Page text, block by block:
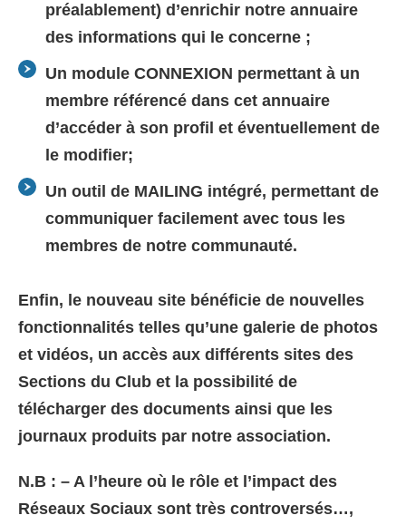
préalablement) d’enrichir notre annuaire
des informations qui le concerne ;
Un module CONNEXION permettant à un
membre référencé dans cet annuaire
d’accéder à son profil et éventuellement de
le modifier;
Un outil de MAILING intégré, permettant de
communiquer facilement avec tous les
membres de notre communauté.
Enfin, le nouveau site bénéficie de nouvelles
fonctionnalités telles qu’une galerie de photos
et vidéos, un accès aux différents sites des
Sections du Club et la possibilité de
télécharger des documents ainsi que les
journaux produits par notre association.
N.B : – A l’heure où le rôle et l’impact des
Réseaux Sociaux sont très controversés…,